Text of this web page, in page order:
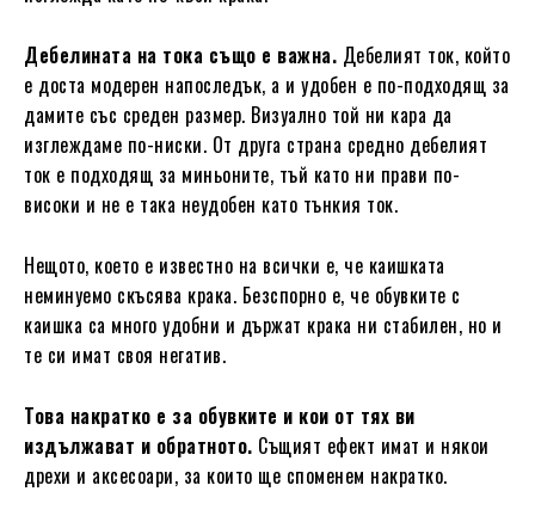
Дебелината на тока също е важна. Дебелият ток, който
е доста модерен напоследък, а и удобен е по-подходящ за
дамите със среден размер. Визуално той ни кара да
изглеждаме по-ниски. От друга страна средно дебелият
ток е подходящ за миньоните, тъй като ни прави по-
високи и не е така неудобен като тънкия ток.
Нещото, което е известно на всички е, че каишката
неминуемо скъсява крака. Безспорно е, че обувките с
каишка са много удобни и държат крака ни стабилен, но и
те си имат своя негатив.
Това накратко е за обувките и кои от тях ви
издължават и обратното. Същият ефект имат и някои
дрехи и аксесоари, за които ще споменем накратко.